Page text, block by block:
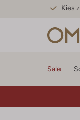
Kies
Sale